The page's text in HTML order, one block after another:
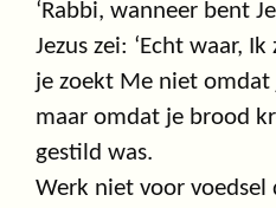
‘Rabbi, wanneer bent
Jezus zei: ‘Echt waar, Ik
je zoekt Me niet omdat
maar omdat je brood
gestild was.
Werk niet voor voedsel